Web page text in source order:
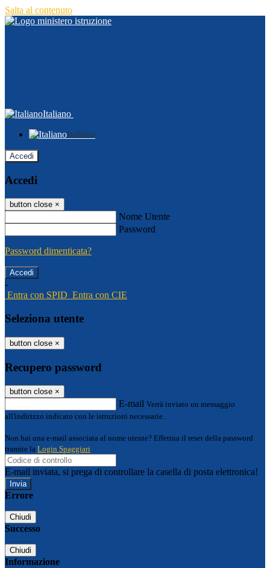
Salta al contenuto
Italiano
Italiano
Accedi
Accedi
button close ×
Nome Utente
Password
Password dimenticata?
-
Entra con SPID Entra con CIE
Seleziona utente
button close ×
Recupero password
button close ×
E-mail Verrà inviato un messaggio
all'indirizzo indicato con le istruzioni necessarie.
Non hai una e-mail associata al nome utente? Effettua il reset della password
tramite la Login Spaggiari
E-mail inviata, si prega di controllare la casella di posta elettronica!
Errore
Chiudi
Successo
Chiudi
Informazione